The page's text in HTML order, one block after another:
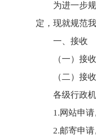
为进一步
定，现就规范
一、接收
（一）接
（二）接
各级行政
1.网站申
2.邮寄申